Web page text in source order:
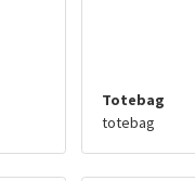
Totebag
totebag